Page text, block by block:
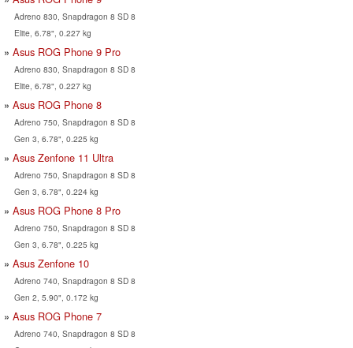
Adreno 830, Snapdragon 8 SD 8
Elite, 6.78", 0.227 kg
Asus ROG Phone 9 Pro
Adreno 830, Snapdragon 8 SD 8
Elite, 6.78", 0.227 kg
Asus ROG Phone 8
Adreno 750, Snapdragon 8 SD 8
Gen 3, 6.78", 0.225 kg
Asus Zenfone 11 Ultra
Adreno 750, Snapdragon 8 SD 8
Gen 3, 6.78", 0.224 kg
Asus ROG Phone 8 Pro
Adreno 750, Snapdragon 8 SD 8
Gen 3, 6.78", 0.225 kg
Asus Zenfone 10
Adreno 740, Snapdragon 8 SD 8
Gen 2, 5.90", 0.172 kg
Asus ROG Phone 7
Adreno 740, Snapdragon 8 SD 8